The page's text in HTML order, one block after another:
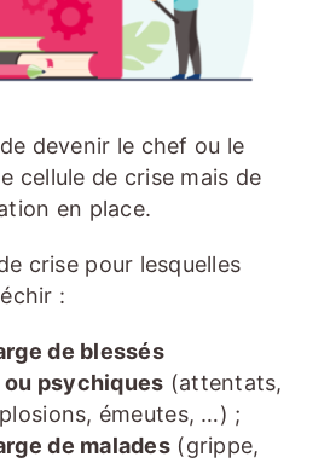
de devenir le chef ou le
cellule de crise mais de
en place.
crise pour lesquelles
:
de blessés
psychiques (attentats,
émeutes, …) ;
de malades (grippe,